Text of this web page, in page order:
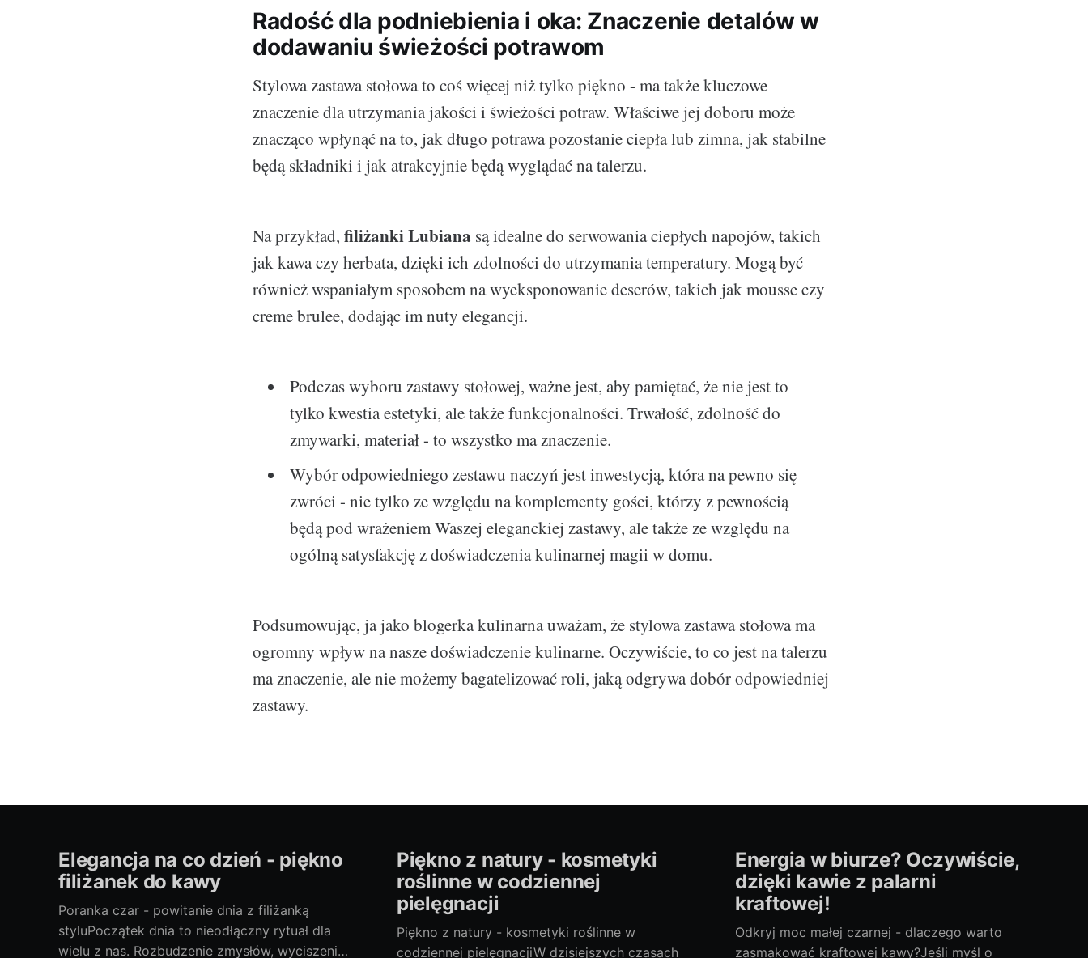
Radość dla podniebienia i oka: Znaczenie detalów w
dodawaniu świeżości potrawom
Stylowa zastawa stołowa to coś więcej niż tylko piękno - ma także kluczowe
znaczenie dla utrzymania jakości i świeżości potraw. Właściwe jej doboru może
znacząco wpłynąć na to, jak długo potrawa pozostanie ciepła lub zimna, jak stabilne
będą składniki i jak atrakcyjnie będą wyglądać na talerzu.
Na przykład, filiżanki Lubiana są idealne do serwowania ciepłych napojów, takich
jak kawa czy herbata, dzięki ich zdolności do utrzymania temperatury. Mogą być
również wspaniałym sposobem na wyeksponowanie deserów, takich jak mousse czy
creme brulee, dodając im nuty elegancji.
Podczas wyboru zastawy stołowej, ważne jest, aby pamiętać, że nie jest to
tylko kwestia estetyki, ale także funkcjonalności. Trwałość, zdolność do
zmywarki, materiał - to wszystko ma znaczenie.
Wybór odpowiedniego zestawu naczyń jest inwestycją, która na pewno się
zwróci - nie tylko ze względu na komplementy gości, którzy z pewnością
będą pod wrażeniem Waszej eleganckiej zastawy, ale także ze względu na
ogólną satysfakcję z doświadczenia kulinarnej magii w domu.
Podsumowując, ja jako blogerka kulinarna uważam, że stylowa zastawa stołowa ma
ogromny wpływ na nasze doświadczenie kulinarne. Oczywiście, to co jest na talerzu
ma znaczenie, ale nie możemy bagatelizować roli, jaką odgrywa dobór odpowiedniej
zastawy.
Elegancja na co dzień - piękno
filiżanek do kawy
Poranka czar - powitanie dnia z filiżanką
styluPoczątek dnia to nieodłączny rytuał dla
wielu z nas. Rozbudzenie zmysłów, wyciszenie
Piękno z natury - kosmetyki
roślinne w codziennej
pielęgnacji
Piękno z natury - kosmetyki roślinne w
codziennej pielęgnacjiW dzisiejszych czasach
Energia w biurze? Oczywiście,
dzięki kawie z palarni
kraftowej!
Odkryj moc małej czarnej - dlaczego warto
zasmakować kraftowej kawy?Jeśli myśl o